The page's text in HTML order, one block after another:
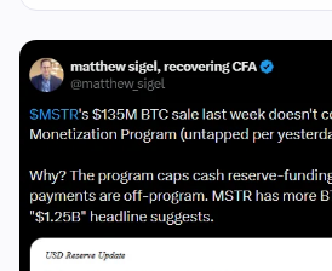
DeFi
Prêts 0
Rendement
Dérivés